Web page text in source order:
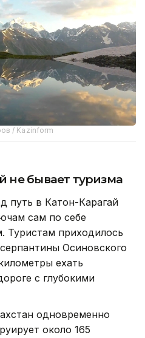
/ Kazinform
не бывает туризма
путь в Катон-Карагай
сам по себе
Туристам приходилось
Осиновского
ехать
с глубокими
одновременно
около 165